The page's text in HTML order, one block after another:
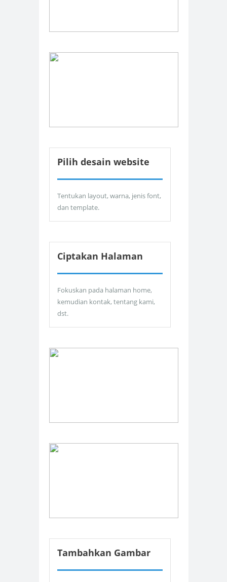
Pilih desain website
Tentukan layout, warna, jenis font,
dan template.
Ciptakan Halaman
Fokuskan pada halaman home,
kemudian kontak, tentang kami,
dst.
Tambahkan Gambar